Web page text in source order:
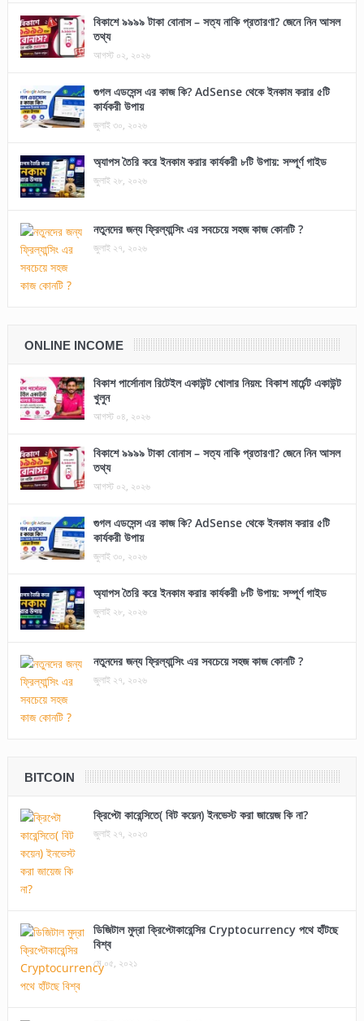
বিকাশে ৯৯৯৯ টাকা বোনাস – সত্য নাকি প্রতারণা? জেনে নিন আসল
তথ্য
আগস্ট ০২, ২০২৬
গুগল এডসেন্স এর কাজ কি? AdSense থেকে ইনকাম করার ৫টি
কার্যকরী উপায়
জুলাই ৩০, ২০২৬
অ্যাপস তৈরি করে ইনকাম করার কার্যকরী ৮টি উপায়: সম্পূর্ণ গাইড
জুলাই ২৮, ২০২৬
নতুনদের জন্য ফ্রিল্যান্সিং এর সবচেয়ে সহজ কাজ কোনটি ?
জুলাই ২৭, ২০২৬
ONLINE INCOME
বিকাশ পার্সোনাল রিটেইল একাউন্ট খোলার নিয়ম: বিকাশ মার্চেন্ট একাউন্ট
খুলুন
আগস্ট ০৪, ২০২৬
বিকাশে ৯৯৯৯ টাকা বোনাস – সত্য নাকি প্রতারণা? জেনে নিন আসল
তথ্য
আগস্ট ০২, ২০২৬
গুগল এডসেন্স এর কাজ কি? AdSense থেকে ইনকাম করার ৫টি
কার্যকরী উপায়
জুলাই ৩০, ২০২৬
অ্যাপস তৈরি করে ইনকাম করার কার্যকরী ৮টি উপায়: সম্পূর্ণ গাইড
জুলাই ২৮, ২০২৬
নতুনদের জন্য ফ্রিল্যান্সিং এর সবচেয়ে সহজ কাজ কোনটি ?
জুলাই ২৭, ২০২৬
BITCOIN
ক্রিপ্টো কারেন্সিতে( বিট কয়েন) ইনভেস্ট করা জায়েজ কি না?
জুলাই ২৭, ২০২৩
ডিজিটাল মুদ্রা ক্রিপ্টোকারেন্সির Cryptocurrency পথে হাঁটছে
বিশ্ব
মে ০৫, ২০২১